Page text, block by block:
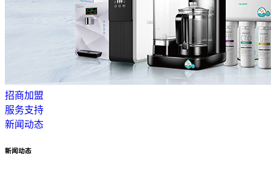
招商加盟
服务支持
新闻动态
新闻动态